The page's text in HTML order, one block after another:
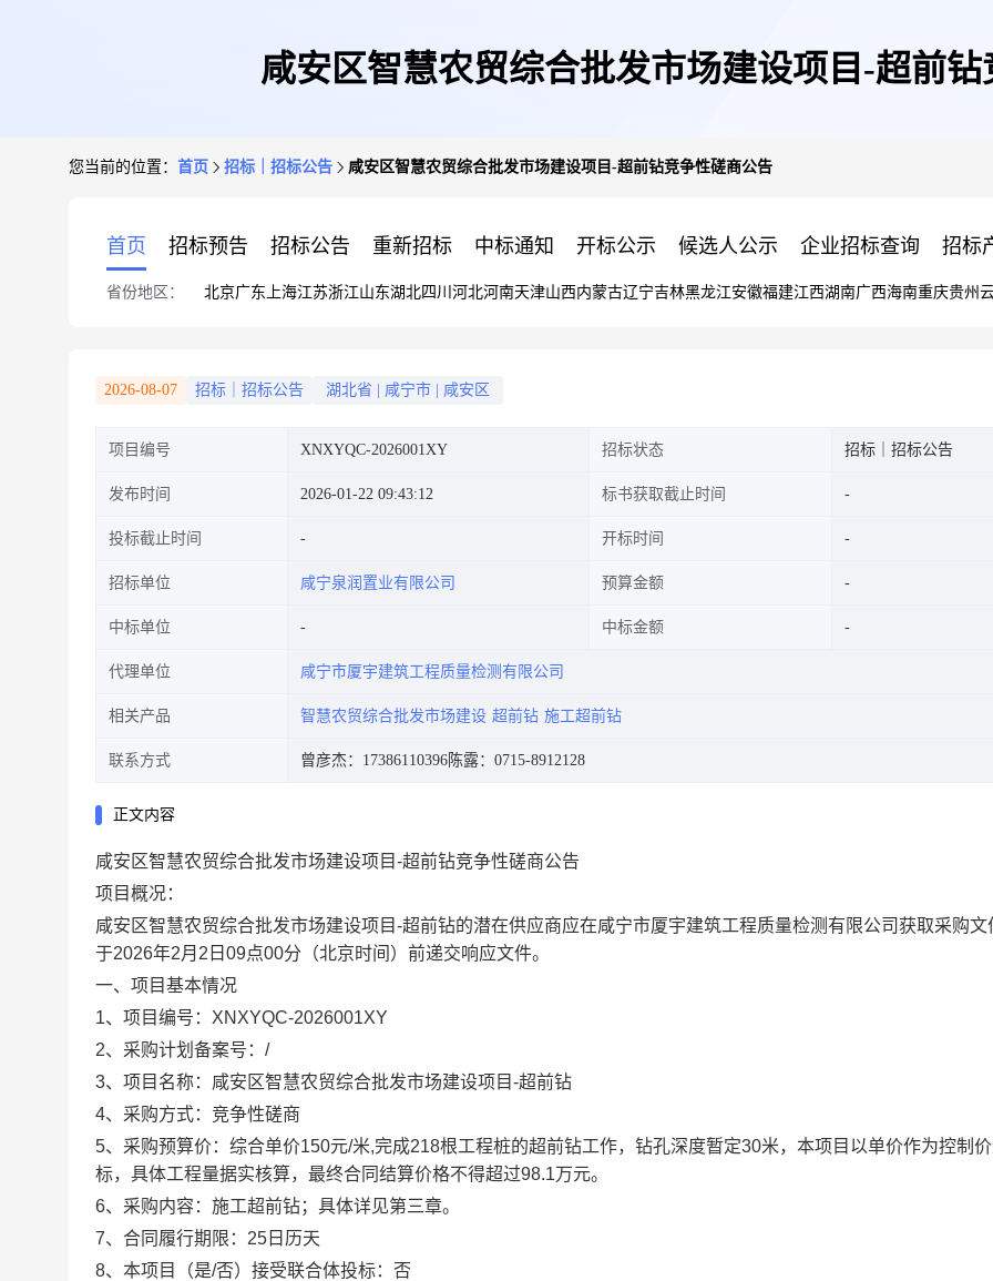
咸安区智慧农贸综合批发市场建设项目-超前
您当前的位置： 首页 招标｜招标公告 咸安区智慧农贸综合批发市场建设项目-超前钻竞争性磋商公告
首页 招标预告 招标公告 重新招标 中标通知 开标公示 候选人公示 企业招标查询 招标
省份地区： 北京广东 上海江苏浙江山东湖北四川 河北河南天津山西内蒙古辽宁吉林黑龙江安徽福建江西湖南广西海南重庆贵州
2026-08-07 招标｜招标公告 湖北省 咸宁市 咸安区
项目编号 XNXYQC-2026001XY 招标状态 招标｜招标公告
发布时间 2026-01-22 09:43:12 标书获取截止时间
投标截止时间 开标时间
招标单位 咸宁泉润置业有限公司 预算金额
中标单位 中标金额
代理单位 咸宁市厦宇建筑工程质量检测有限公司
相关产品 智慧农贸综合批发市场建设 超前钻 施工超前钻
联系方式 曾彦杰：17386110396陈露：0715-8912128
正文内容
咸安区智慧农贸综合批发市场建设项目-超前钻竞争性磋商公告
项目概况：
咸安区智慧农贸综合批发市场建设项目-超前钻的潜在供应商应在咸宁市厦宇建筑工程质量检测有限公司获取采购文
于2026年2月 2 日 09点00分 （北京时间）前递交响应文件。
一、项目基本情况
1、项目编号：XNXYQC-2026001XY
2、 采购计划备案号： /
3、项目名称： 咸安区智慧农贸综合批发市场建设项目-超前钻
4、采购方式：竞争性磋商
5、采购预算价：综合单价150元/米,完成218根工程桩的超前钻工作，钻孔深度暂定30米，本项目以单价作为控制
标，具体工程量据实核算，最终合同结算价格不得超过98.1万元。
6、采购内容： 施工超前钻； 具体详见第三章。
7、合同履行期 限： 25日历天
8、本项目（是/否）接受联合体投标：否